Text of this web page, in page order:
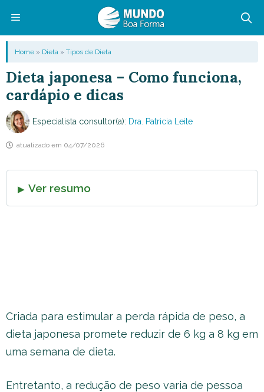
conteúdo
Menu
Home » Dieta » Tipos de Dieta
Dieta japonesa – Como funciona,
cardápio e dicas
Especialista consultor(a): Dra. Patricia Leite
atualizado em 04/07/2026
Ver resumo
Criada para estimular a perda rápida de peso, a
dieta japonesa promete reduzir de 6 kg a 8 kg em
uma semana de dieta.
Entretanto, a redução de peso varia de pessoa